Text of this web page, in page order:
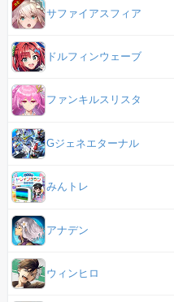
サファイアスフィア
ドルフィンウェーブ
ファンキルスリスタ
Gジェネエターナル
みんトレ
アナデン
ウィンヒロ